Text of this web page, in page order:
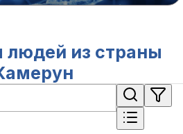
людей из страны